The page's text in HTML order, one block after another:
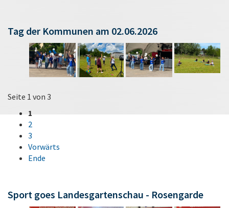
Tag der Kommunen am 02.06.2026
Seite 1 von 3
1
2
3
Vorwärts
Ende
Sport goes Landesgartenschau - Rosengarde